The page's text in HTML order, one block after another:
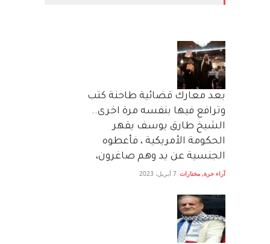
بعد معارك قضائية طاحنة كتب
وترافع فيها بنفسه مرة اخرى..
الشيخ طارق يوسف يقهر
الحكومة الأمريكية ، فأعطوه
الجنسية عن يد وهم صاغرون،
آراء حرة, مختارات 7 أبريل، 2023